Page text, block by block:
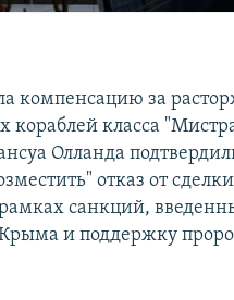
компенсацию за
кораблей класса
Олланда
отказ от
санкций,
и поддержку